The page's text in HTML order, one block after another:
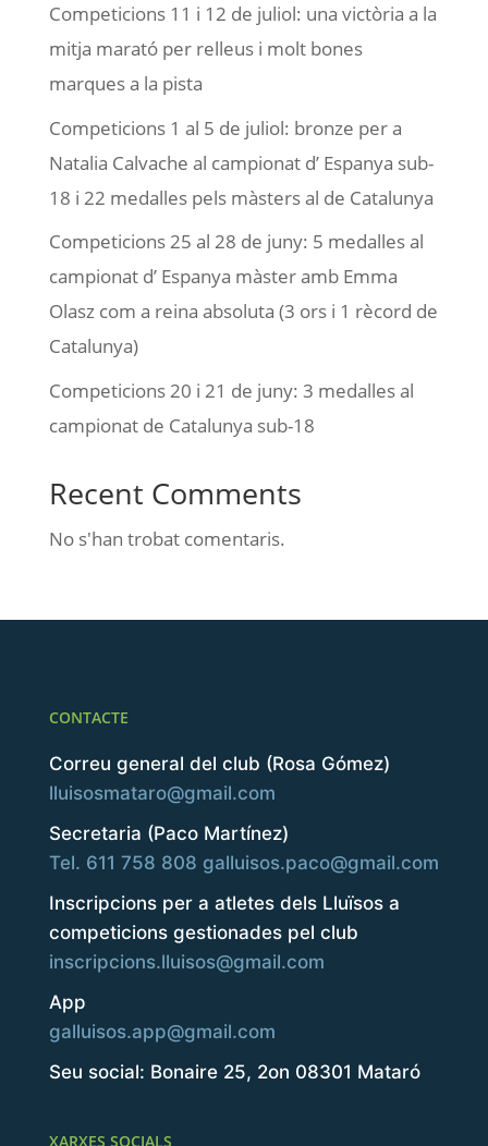
Competicions 11 i 12 de juliol: una victòria a la
mitja marató per relleus i molt bones
marques a la pista
Competicions 1 al 5 de juliol: bronze per a
Natalia Calvache al campionat d’ Espanya sub-
18 i 22 medalles pels màsters al de Catalunya
Competicions 25 al 28 de juny: 5 medalles al
campionat d’ Espanya màster amb Emma
Olasz com a reina absoluta (3 ors i 1 rècord de
Catalunya)
Competicions 20 i 21 de juny: 3 medalles al
campionat de Catalunya sub-18
Recent Comments
No s'han trobat comentaris.
CONTACTE
Correu general del club (Rosa Gómez)
lluisosmataro@gmail.com
Secretaria (Paco Martínez)
Tel. 611 758 808 galluisos.paco@gmail.com
Inscripcions per a atletes dels Lluïsos a
competicions gestionades pel club
inscripcions.lluisos@gmail.com
App
galluisos.app@gmail.com
Seu social: Bonaire 25, 2on 08301 Mataró
XARXES SOCIALS